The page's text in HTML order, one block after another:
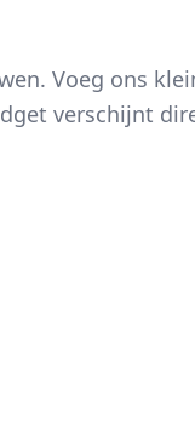
Voeg ons
verschijnt